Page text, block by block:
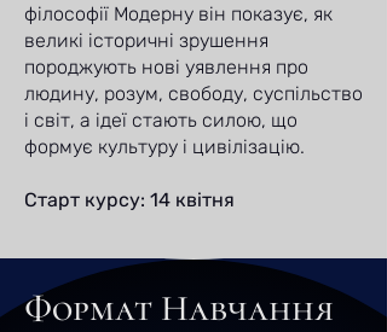
філософії Модерну він показує, як
великі історичні зрушення
породжують нові уявлення про
людину, розум, свободу, суспільство
і світ, а ідеї стають силою, що
формує культуру і цивілізацію.
Старт курсу: 14 квітня
Формат Навчання